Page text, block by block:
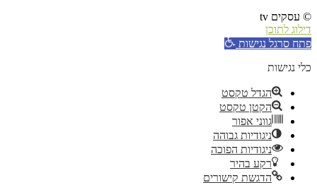
© עסקים tv
דילוג לתוכן
פתח סרגל נגישות
כלי נגישות
הגדל טקסט
הקטן טקסט
גווני אפור
ניגודיות גבוהה
ניגודיות הפוכה
רקע בהיר
הדגשת קישורים